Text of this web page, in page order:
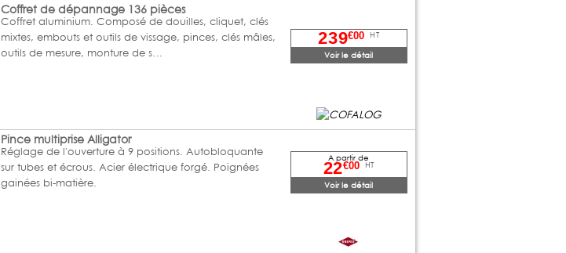
Coffret de dépannage 136 pièces
Coffret aluminium. Composé de douilles, cliquet, clés
mixtes, embouts et outils de vissage, pinces, clés mâles,
outils de mesure, monture de s…
239€00 HT
Voir le détail
Pince multiprise Alligator
Réglage de l'ouverture à 9 positions. Autobloquante
sur tubes et écrous. Acier électrique forgé. Poignées
gainées bi-matière.
A partir de
22€00 HT
Voir le détail